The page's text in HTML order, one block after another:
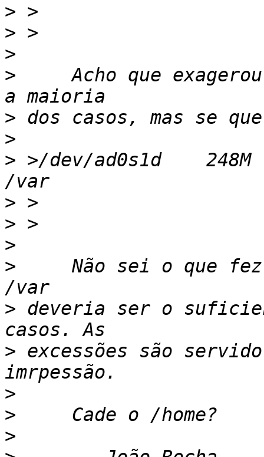
>
>
>
>
Acho que
>
>
> >/dev/ad0s1d
>
>
>
>
Não sei o que
> deveria ser o
> excessões são
>
>
>